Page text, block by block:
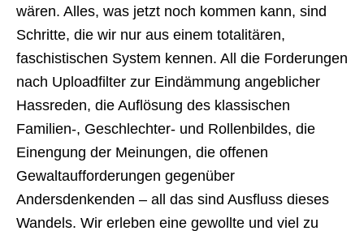
wären. Alles, was jetzt noch kommen kann, sind
Schritte, die wir nur aus einem totalitären,
faschistischen System kennen. All die Forderungen
nach Uploadfilter zur Eindämmung angeblicher
Hassreden, die Auflösung des klassischen
Familien-, Geschlechter- und Rollenbildes, die
Einengung der Meinungen, die offenen
Gewaltaufforderungen gegenüber
Andersdenkenden – all das sind Ausfluss dieses
Wandels. Wir erleben eine gewollte und viel zu